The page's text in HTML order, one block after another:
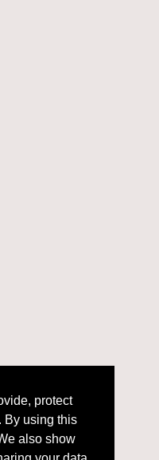
using this
also show
your data
protect
By using this
also show